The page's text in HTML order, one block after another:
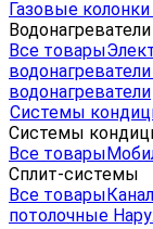
Газовые колонки
Водонагреватели
Все товары
водонагреватели
водонагреватели
Системы
Системы
Все товары
Сплит-системы
Все товары
потолочные